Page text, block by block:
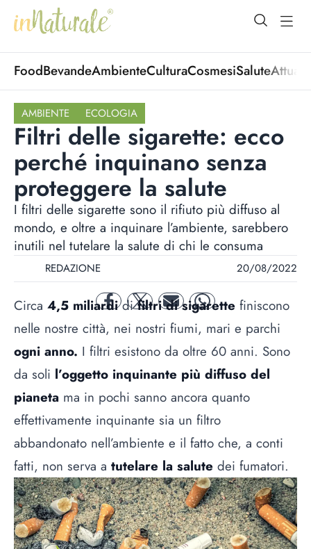
open
FoodBevandeAmbienteCulturaCosmesiSalute
AMBIENTE ECOLOGIA
Filtri delle sigarette: ecco
perché inquinano senza
proteggere la salute
I filtri delle sigarette sono il rifiuto più diffuso al
mondo, e oltre a inquinare l’ambiente, sarebbero
inutili nel tutelare la salute di chi le consuma
REDAZIONE 20/08/2022
facebooktwitter mail whatsapp
Circa 4,5 miliardidifiltri di sigarette finiscono
nelle nostre città, nei nostri fiumi, mari e parchi
ogni anno. I filtri esistono da oltre 60 anni. Sono
da soli l’oggetto inquinante più diffuso del
pianeta ma in pochi sanno ancora quanto
effettivamente inquinante sia un filtro
abbandonato nell’ambiente e il fatto che, a conti
fatti, non serva a tutelare la salute dei fumatori.